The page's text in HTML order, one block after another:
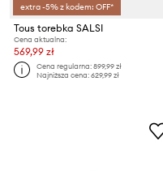
extra -5% z kodem: OFF*
Tous torebka SALSI
Cena aktualna:
569,99 zł
Cena regularna:899,99 zł
Najniższa cena:629,99 zł